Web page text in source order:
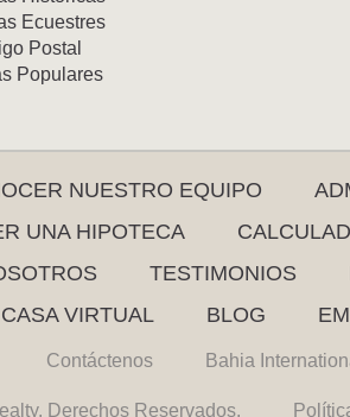
Ecuestres
Postal
Populares
NUESTRO EQUIPO
UNA HIPOTECA
TESTIMONIOS
VIRTUAL
BLOG
Contáctenos Bahia
Derechos Reservados.